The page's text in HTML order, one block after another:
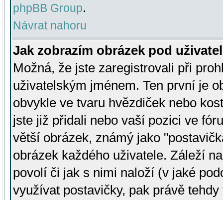
phpBB Group.
Návrat nahoru
Jak zobrazím obrázek pod
Možná, že jste zaregistrovali při
uživatelským jménem. Ten první je
obvykle ve tvaru hvězdiček nebo
jste již přidali nebo vaší pozici ve
větší obrázek, známý jako
obrázek každého uživatele. Záleží
povolí či jak s nimi naloží (v jaké
využívat postavičky, pak právě